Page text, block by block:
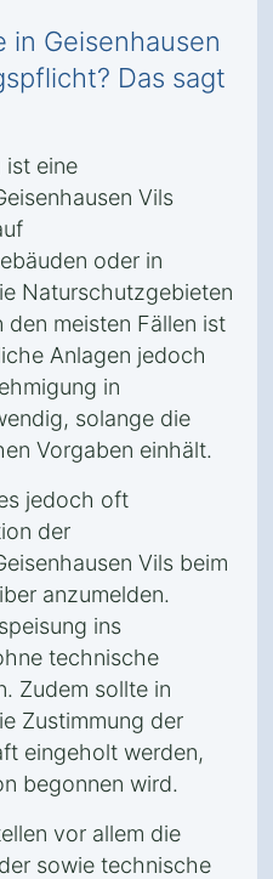
in Geisenhausen
Das sagt
ist eine
Vils
oder in
Naturschutzgebieten
meisten Fällen ist
Anlagen jedoch
in
solange die
Vorgaben einhält.
jedoch oft
der
Vils beim
anzumelden.
ins
technische
Zudem sollte in
Zustimmung der
eingeholt werden,
begonnen wird.
vor allem die
sowie technische